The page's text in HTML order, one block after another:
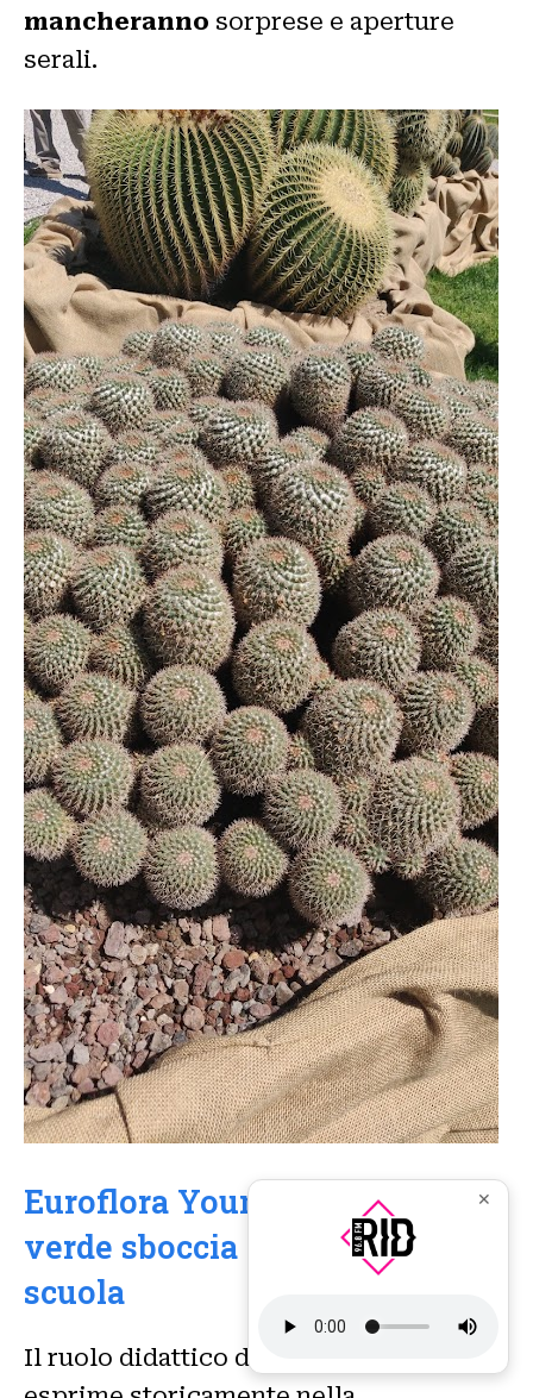
mancheranno sorprese e aperture
serali.
Euroflora Young, l’amore per il
verde sboccia sui banchi di
scuola
Il ruolo didattico di Euroflora si
✕